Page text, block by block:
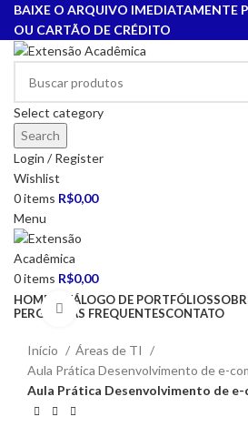
BAIXE O ARQUIVO IMEDIATAMENTE
OU CARTÃO DE CRÉDITO
Select category
Search
Login / Register
Wishlist
0items R$0,00
Menu
0items R$0,00
HOME CATÁLOGO DE PORTFÓLIOS
PERGUNTAS FREQUENTESCONTATO
Click to enlarge
Início
Áreas de TI
Aula Prática Desenvolvimento de e-
Aula Prática Desenvolvimento de e-